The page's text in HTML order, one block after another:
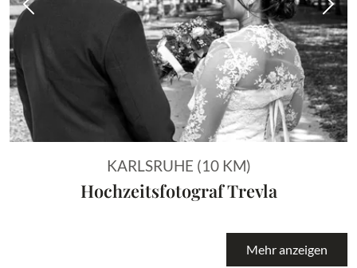
Vorheriges Bild
KARLSRUHE (10 KM)
Hochzeitsfotograf Trevla
Mehr anzeigen